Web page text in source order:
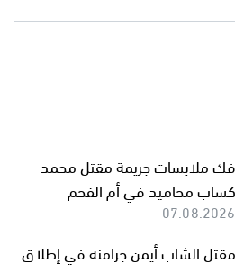
فك ملابسات جريمة مقتل محمد
كساب محاميد في أم الفحم
07.08.2026
مقتل الشاب أيمن جرامنة في إطلاق